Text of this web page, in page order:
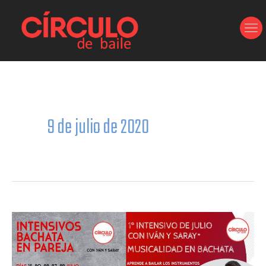
contenido
9 de julio de 2020
Clases
de
Iván